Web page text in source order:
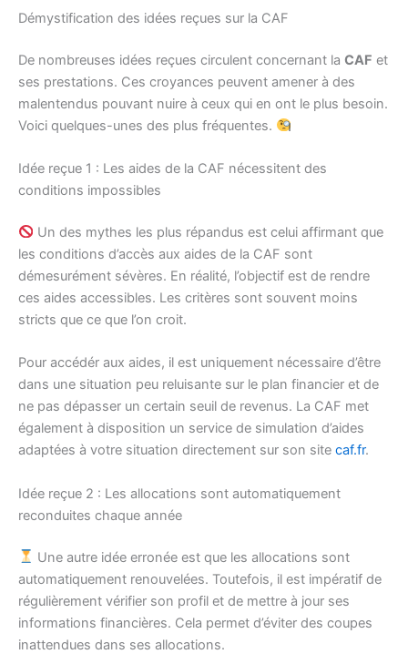
Démystification des idées reçues sur la CAF
De nombreuses idées reçues circulent concernant la CAF et
ses prestations. Ces croyances peuvent amener à des
malentendus pouvant nuire à ceux qui en ont le plus besoin.
Voici quelques-unes des plus fréquentes.
Idée reçue 1 : Les aides de la CAF nécessitent des
conditions impossibles
Un des mythes les plus répandus est celui affirmant que
les conditions d’accès aux aides de la CAF sont
démesurément sévères. En réalité, l’objectif est de rendre
ces aides accessibles. Les critères sont souvent moins
stricts que ce que l’on croit.
Pour accédér aux aides, il est uniquement nécessaire d’être
dans une situation peu reluisante sur le plan financier et de
ne pas dépasser un certain seuil de revenus. La CAF met
également à disposition un service de simulation d’aides
adaptées à votre situation directement sur son site caf.fr.
Idée reçue 2 : Les allocations sont automatiquement
reconduites chaque année
Une autre idée erronée est que les allocations sont
automatiquement renouvelées. Toutefois, il est impératif de
régulièrement vérifier son profil et de mettre à jour ses
informations financières. Cela permet d’éviter des coupes
inattendues dans ses allocations.